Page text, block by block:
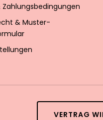
& Muster-
VERTRAG